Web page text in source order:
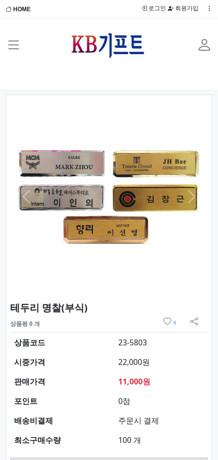
HOME 로그인 회원가입
Previous Next
테두리 명찰(부식)
상품평 0 개 0
sns 공
상품코드
23-5803
시중가격
22,000원
판매가격
11,000원
포인트
0점
배송비결제
주문시 결제
최소구매수량
100 개